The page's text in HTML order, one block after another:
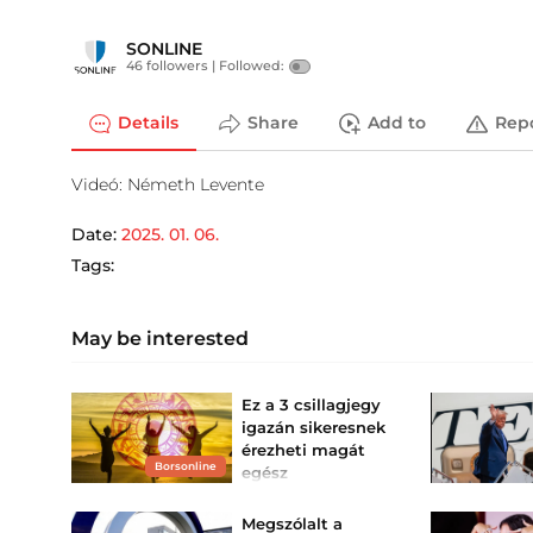
SONLINE
46 followers | Followed:
Details Share Add to
Videó: Németh Levente
Date: 2025. 01. 06.
Tags:
May be interested
Borsonline
Ez a 3 csillagjegy
igazán sikeresnek
érezheti magát
egész
Lesznek, akiknek mintha
Megszólalt a